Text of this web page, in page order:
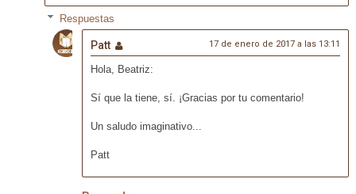
Respuestas
Patt 17 de enero de 2017 a las 13:11
Hola, Beatriz:
Sí que la tiene, sí. ¡Gracias por tu comentario!
Un saludo imaginativo...
Patt